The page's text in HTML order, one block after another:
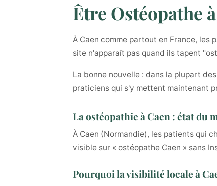
Être Ostéopathe
À Caen comme partout en France, les
site n'apparaît pas quand ils tapent
La bonne nouvelle : dans la plupart
praticiens qui s'y mettent maintenant
La ostéopathie à Caen : état du
À Caen (Normandie), les patients qui
visible sur « ostéopathe Caen » sans
Pourquoi la visibilité locale à